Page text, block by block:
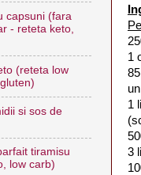
1
1
3
capsuni (fara
- reteta keto,
(reteta low
si sos de
tiramisu
low carb)